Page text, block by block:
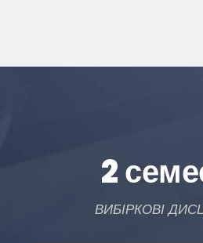
2
ВИБІРКОВІ